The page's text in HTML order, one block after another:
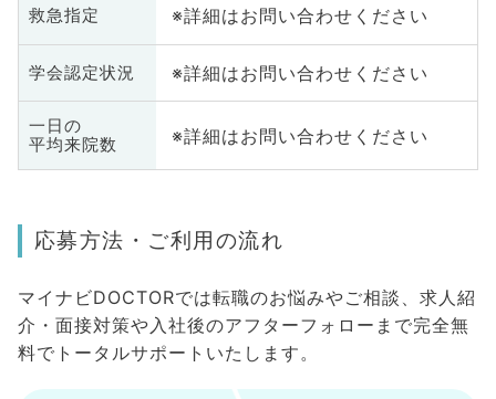
救急指定 ※詳細はお問い合わせください
学会認定状況 ※詳細はお問い合わせください
一日の
平均来院数
※詳細はお問い合わせください
応募方法・ご利用の流れ
マイナビDOCTORでは転職のお悩みやご相談、求人紹
介・面接対策や入社後のアフターフォローまで完全無
料でトータルサポートいたします。